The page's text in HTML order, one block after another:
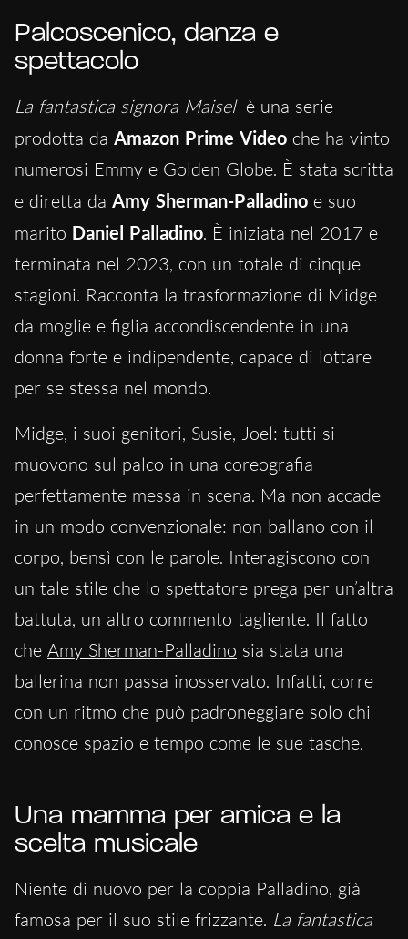
Palcoscenico, danza e
spettacolo
La fantastica signora Maisel è una serie
prodotta da Amazon Prime Video che ha vinto
numerosi Emmy e Golden Globe. È stata scritta
e diretta da Amy Sherman-Palladino e suo
marito Daniel Palladino. È iniziata nel 2017 e
terminata nel 2023, con un totale di cinque
stagioni. Racconta la trasformazione di Midge
da moglie e figlia accondiscendente in una
donna forte e indipendente, capace di lottare
per se stessa nel mondo.
Midge, i suoi genitori, Susie, Joel: tutti si
muovono sul palco in una coreografia
perfettamente messa in scena. Ma non accade
in un modo convenzionale: non ballano con il
corpo, bensì con le parole. Interagiscono con
un tale stile che lo spettatore prega per un’altra
battuta, un altro commento tagliente. Il fatto
che Amy Sherman-Palladino sia stata una
ballerina non passa inosservato. Infatti, corre
con un ritmo che può padroneggiare solo chi
conosce spazio e tempo come le sue tasche.
Una mamma per amica e la
scelta musicale
Niente di nuovo per la coppia Palladino, già
famosa per il suo stile frizzante. La fantastica